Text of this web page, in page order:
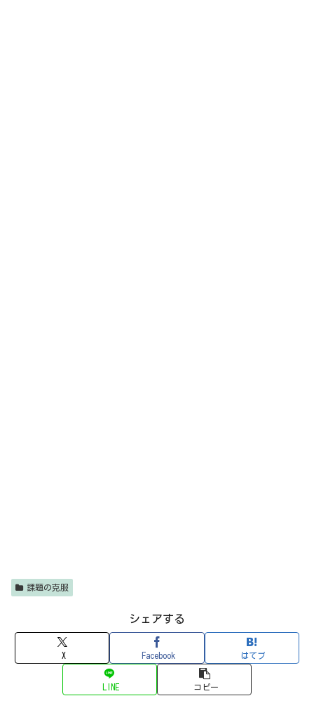
課題の克服
シェアする
X Facebook はてブ
LINE コピー